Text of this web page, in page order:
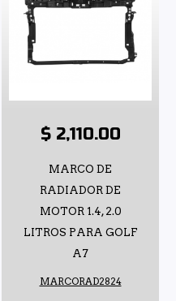
$ 2,110.00
MARCO DE
RADIADOR DE
MOTOR 1.4, 2.0
LITROS PARA GOLF
A7
MARCORAD2824